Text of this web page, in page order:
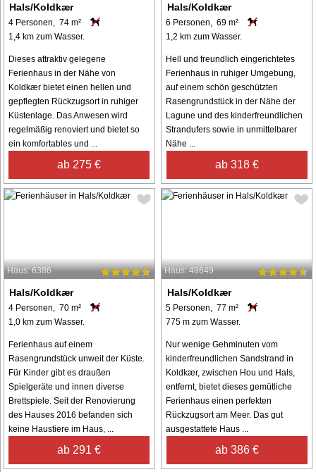
Hals/Koldkær
4 Personen, 74 m²
1,4 km zum Wasser.
Dieses attraktiv gelegene
Ferienhaus in der Nähe von
Koldkær bietet einen hellen und
gepflegten Rückzugsort in ruhiger
Küstenlage. Das Anwesen wird
regelmäßig renoviert und bietet so
ein komfortables und ...
ab 275 €
Hals/Koldkær
6 Personen, 69 m²
1,2 km zum Wasser.
Hell und freundlich eingerichtetes
Ferienhaus in ruhiger Umgebung,
auf einem schön geschützten
Rasengrundstück in der Nähe der
Lagune und des kinderfreundlichen
Strandufers sowie in unmittelbarer
Nähe ...
ab 318 €
Haus: 6386
Hals/Koldkær
4 Personen, 70 m²
1,0 km zum Wasser.
Ferienhaus auf einem
Rasengrundstück unweit der Küste.
Für Kinder gibt es draußen
Spielgeräte und innen diverse
Brettspiele. Seit der Renovierung
des Hauses 2016 befanden sich
keine Haustiere im Haus, ...
ab 291 €
Haus: 48649
Hals/Koldkær
5 Personen, 77 m²
775 m zum Wasser.
Nur wenige Gehminuten vom
kinderfreundlichen Sandstrand in
Koldkær, zwischen Hou und Hals,
entfernt, bietet dieses gemütliche
Ferienhaus einen perfekten
Rückzugsort am Meer. Das gut
ausgestattete Haus ...
ab 386 €